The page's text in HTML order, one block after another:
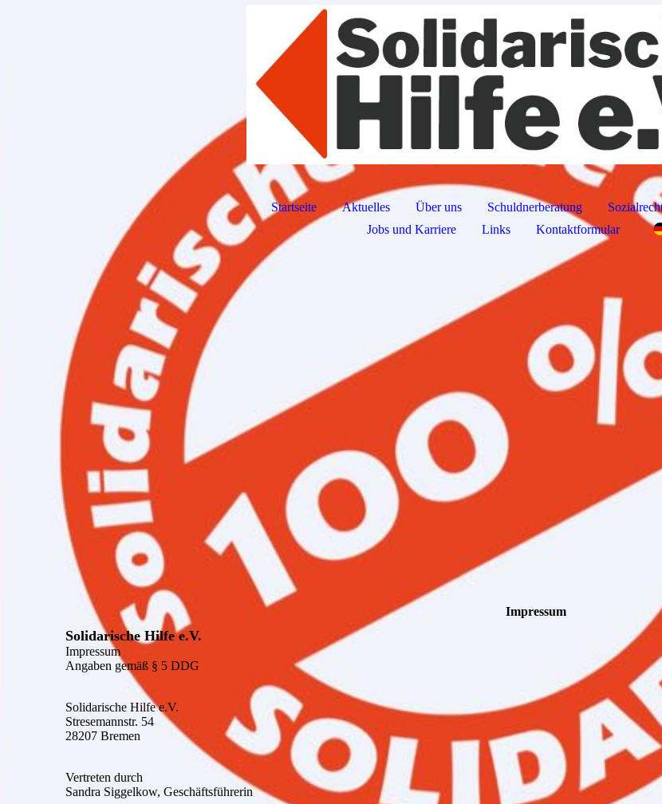
Startseite Aktuelles Über uns Schuldnerberatung
Jobs und Karriere
Links Kontaktformular
Impressum
Solidarische Hilfe e.V.
Impressum
Angaben gemäß § 5 DDG
Solidarische Hilfe e.V.
Stresemannstr. 54
28207 Bremen
Vertreten durch
Sandra Siggelkow, Geschäftsführerin